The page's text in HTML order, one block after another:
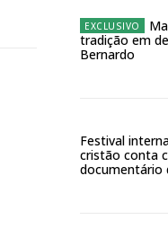
tradição em
Bernardo
Festival
cristão conta
documentário